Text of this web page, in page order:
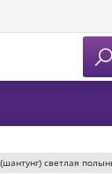
светлая